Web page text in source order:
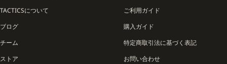
TACTICSについて
ブログ
チーム
ストア
ご利用ガイド
購入ガイド
特定商取引法に基づく表記
お問い合わせ